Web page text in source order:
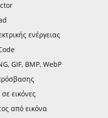
ενέργειας
GIF, BMP, WebP
εικόνες
από εικόνα